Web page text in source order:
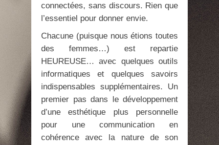
connectées, sans discours. Rien que
l’essentiel pour donner envie.
Chacune (puisque nous étions toutes
des femmes…) est repartie
HEUREUSE… avec quelques outils
informatiques et quelques savoirs
indispensables supplémentaires. Un
premier pas dans le développement
d’une esthétique plus personnelle
pour une communication en
cohérence avec la nature de son